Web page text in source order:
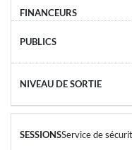
Service de